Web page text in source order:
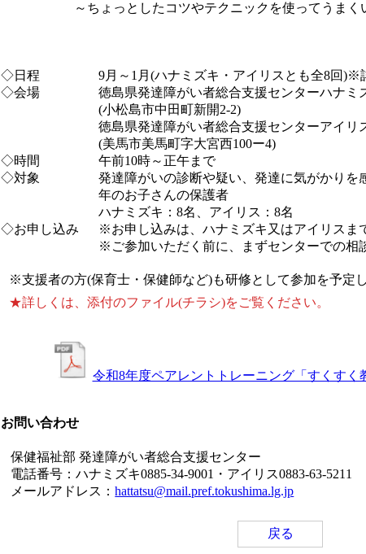
～ちょっとしたコツやテクニックを使ってうまく
◇日程
9月～1月(ハナミズキ・アイリスとも全8回)※
◇会場
徳島県発達障がい者総合支援センターハナミ
(小松島市中田町新開2-2)
徳島県発達障がい者総合支援センターアイリ
(美馬市美馬町字大宮西100ー4)
◇時間
午前10時～正午まで
◇対象
発達障がいの診断や疑い、発達に気がかりを
年のお子さんの保護者
ハナミズキ：8名、アイリス：8名
◇お申し込み
※お申し込みは、ハナミズキ又はアイリスま
※ご参加いただく前に、まずセンターでの相
※支援者の方(保育士・保健師など)も研修として参加を予定し
★詳しくは、添付のファイル(チラシ)をご覧ください。
令和8年度ペアレントトレーニング「すくすく
お問い合わせ
保健福祉部 発達障がい者総合支援センター
電話番号：ハナミズキ0885-34-9001・アイリス0883-63-5211
メールアドレス：hattatsu@mail.pref.tokushima.lg.jp
戻る